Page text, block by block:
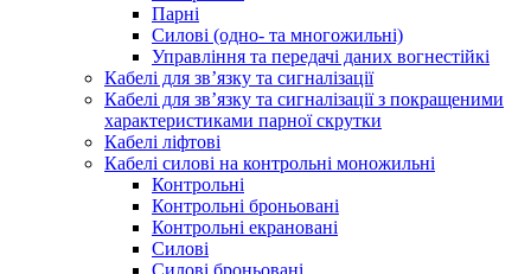
Парні
Силові (одно- та многожильні)
Управління та передачі даних вогнестійкі
Кабелі для зв’язку та сигналізації
Кабелі для зв’язку та сигналізації з покращеними
характеристиками парної скрутки
Кабелі ліфтові
Кабелі силові на контрольні моножильні
Контрольні
Контрольні броньовані
Контрольні екрановані
Силові
Силові броньовані